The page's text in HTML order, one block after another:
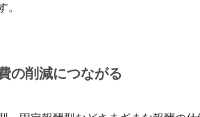
。
の削減につながる